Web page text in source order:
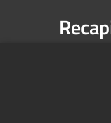
Casella